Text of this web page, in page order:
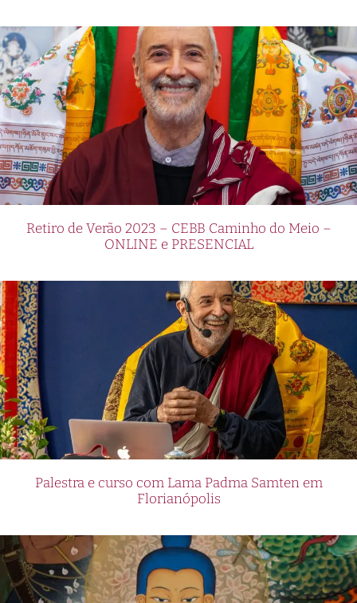
Retiro de Verão 2023 – CEBB Caminho do Meio –
ONLINE e PRESENCIAL
Palestra e curso com Lama Padma Samten em
Florianópolis